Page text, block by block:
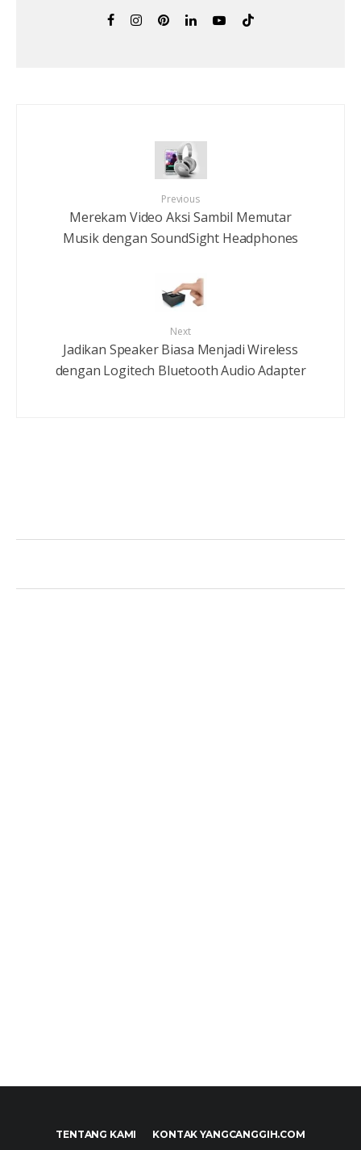
Previous
Merekam Video Aksi Sambil Memutar
Musik dengan SoundSight Headphones
Next
Jadikan Speaker Biasa Menjadi Wireless
dengan Logitech Bluetooth Audio Adapter
TENTANG KAMI KONTAK YANGCANGGIH.COM